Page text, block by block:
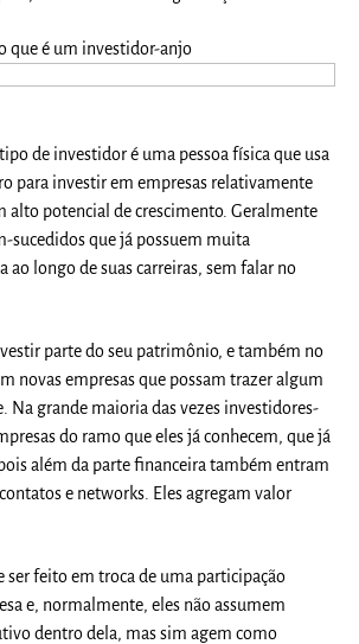
que é um investidor-anjo
de investidor é uma pessoa física que usa
para investir em empresas relativamente
alto potencial de crescimento. Geralmente
sucedidos que já possuem muita
ao longo de suas carreiras, sem falar no
parte do seu patrimônio, e também no
novas empresas que possam trazer algum
Na grande maioria das vezes investidores-
do ramo que eles já conhecem, que já
além da parte financeira também entram
e networks. Elesagregam valor
ser feito em troca de uma participação
e, normalmente, eles não assumem
dentro dela, mas sim agem como